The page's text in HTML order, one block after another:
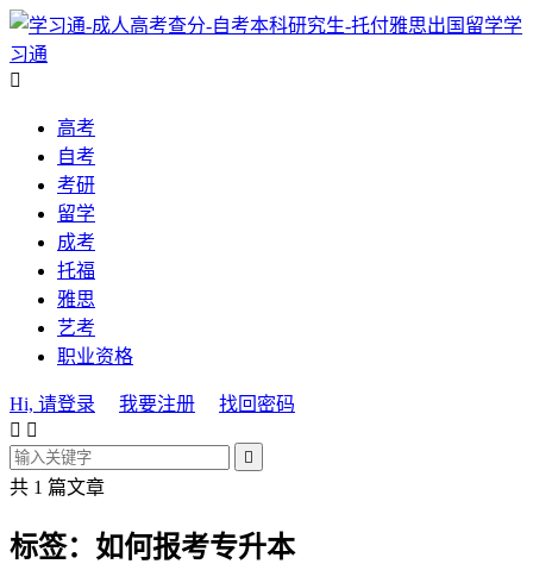
学
习通

高考
自考
考研
留学
成考
托福
雅思
艺考
职业资格
Hi, 请登录 我要注册
找回密码
 

共 1 篇文章
标签：如何报考专升本